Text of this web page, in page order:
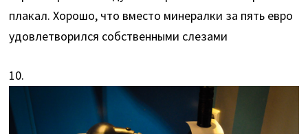
плакал. Хорошо, что вместо минералки за пять евро
удовлетворился собственными слезами
10.